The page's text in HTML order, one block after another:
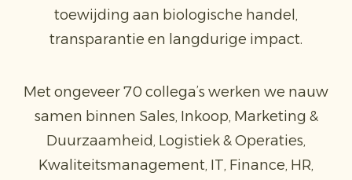
toewijding aan biologische handel,
transparantie en langdurige impact.
Met ongeveer 70 collega’s werken we nauw
samen binnen Sales, Inkoop, Marketing &
Duurzaamheid, Logistiek & Operaties,
Kwaliteitsmanagement, IT, Finance, HR,